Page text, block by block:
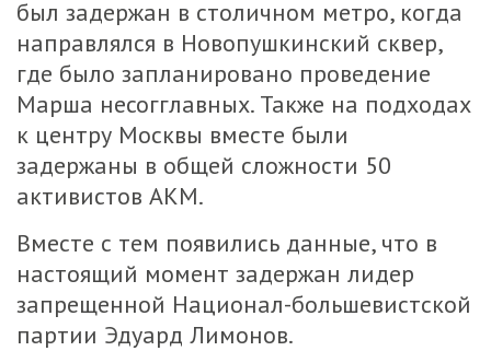
был задержан в столичном метро, когда
направлялся в Новопушкинский сквер,
где было запланировано проведение
Марша несогглавных. Также на подходах
к центру Москвы вместе были
задержаны в общей сложности 50
активистов АКМ.
Вместе с тем появились данные, что в
настоящий момент задержан лидер
запрещенной Национал-большевистской
партии Эдуард Лимонов.